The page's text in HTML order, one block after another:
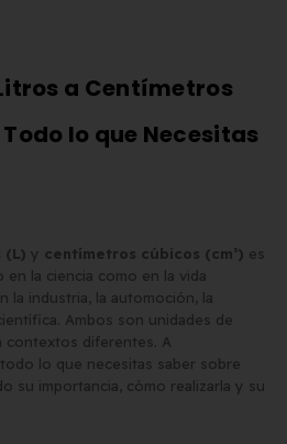
a Centímetros
lo que Necesitas
(L) y centímetros cúbicos (cm³) es
la ciencia como en la vida
la industria, la automoción, la
Ambos son unidades de
contextos diferentes. A
lo que necesitas saber sobre
su importancia, cómo realizarla y su
Comprar matrículas a
proveedores vs. Instalar